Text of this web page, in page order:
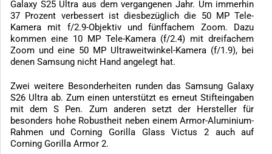
Galaxy S25 Ultra aus dem vergangenen Jahr. Um immerhin
37 Prozent verbessert ist diesbezüglich die 50 MP Tele-
Kamera mit f/2.9-Objektiv und fünffachem Zoom. Dazu
kommen eine 10 MP Tele-Kamera (f/2.4) mit dreifachem
Zoom und eine 50 MP Ultraweitwinkel-Kamera (f/1.9), bei
denen Samsung nicht Hand angelegt hat.
Zwei weitere Besonderheiten runden das Samsung Galaxy
S26 Ultra ab. Zum einen unterstützt es erneut Stifteingaben
mit dem S Pen. Zum anderen setzt der Hersteller für
besonders hohe Robustheit neben einem Armor-Aluminium-
Rahmen und Corning Gorilla Glass Victus 2 auch auf
Corning Gorilla Armor 2.